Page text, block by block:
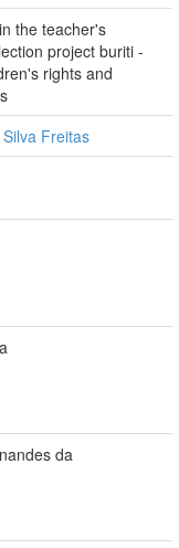
the teacher's
project buriti -
rights and
Freitas
da